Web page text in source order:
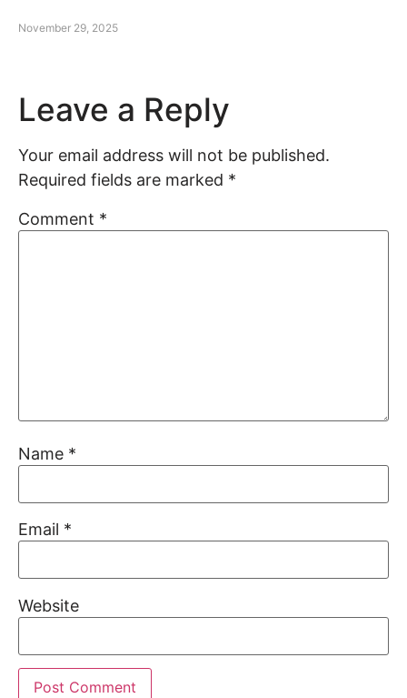
November 29, 2025
Leave a Reply
Your email address will not be published.
Required fields are marked *
Comment *
Name *
Email *
Website